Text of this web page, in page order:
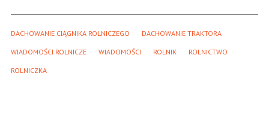
DACHOWANIE CIĄGNIKA ROLNICZEGO DACHOWANIE TRAKTORA
WIADOMOŚCI ROLNICZE WIADOMOŚCI ROLNIK ROLNICTWO
ROLNICZKA